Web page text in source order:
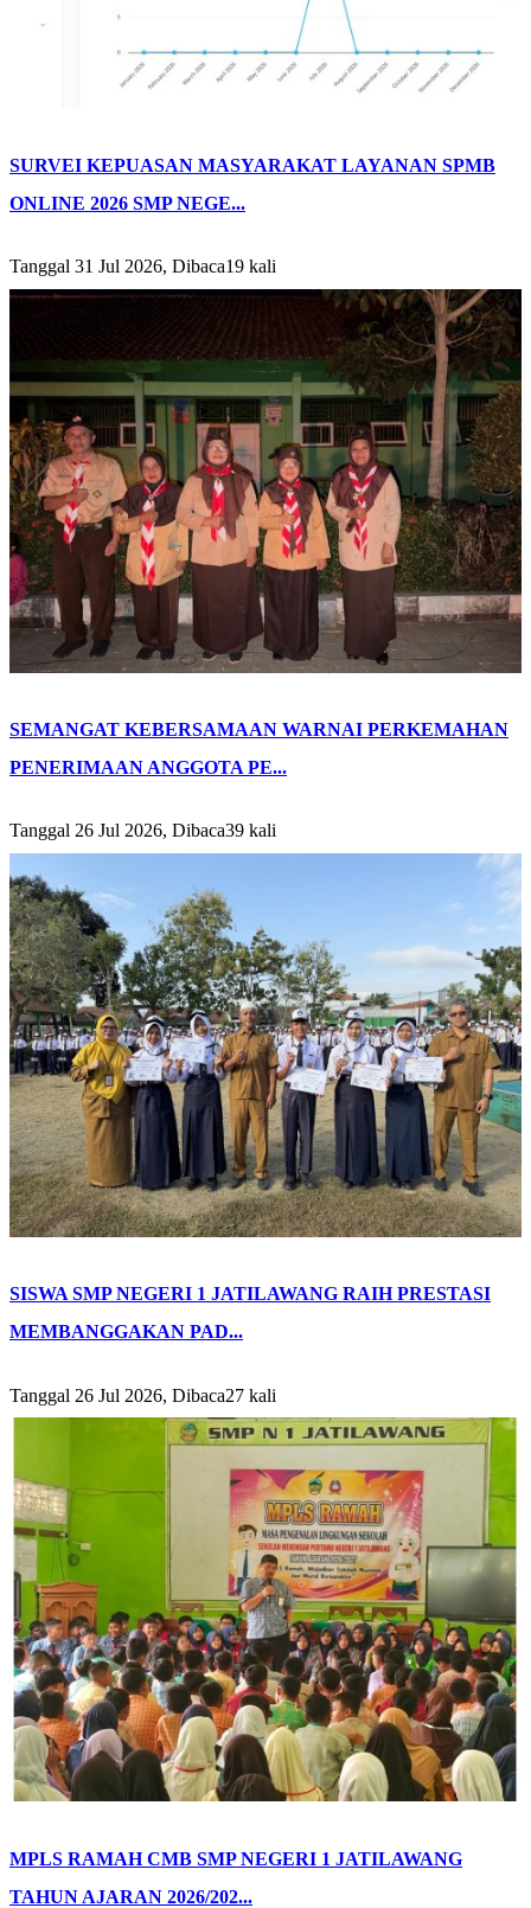
SURVEI KEPUASAN MASYARAKAT LAYANAN SPMB
ONLINE 2026 SMP NEGE...
Tanggal 31 Jul 2026, Dibaca19 kali
SEMANGAT KEBERSAMAAN WARNAI PERKEMAHAN
PENERIMAAN ANGGOTA PE...
Tanggal 26 Jul 2026, Dibaca39 kali
SISWA SMP NEGERI 1 JATILAWANG RAIH PRESTASI
MEMBANGGAKAN PAD...
Tanggal 26 Jul 2026, Dibaca27 kali
MPLS RAMAH CMB SMP NEGERI 1 JATILAWANG
TAHUN AJARAN 2026/202...